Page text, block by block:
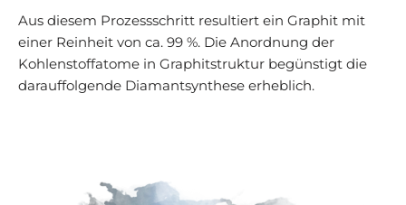
Aus diesem Prozessschritt resultiert ein Graphit mit
einer Reinheit von ca. 99 %. Die Anordnung der
Kohlenstoffatome in Graphitstruktur begünstigt die
darauffolgende Diamantsynthese erheblich.